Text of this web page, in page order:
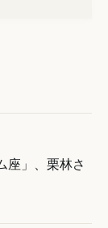
座」、栗林さ